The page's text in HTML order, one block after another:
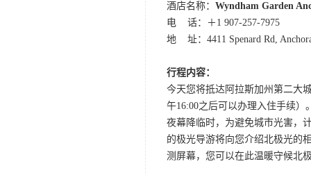
酒店名称： Wyndham Garden
电 话：＋1 907-257-7975
地 址：4411 Spenard Rd,
行程内容：
今天您将抵达阿拉斯加州第二大
午16:00之后可以办理入住手续）
夜幕降临时，为避免城市光害，
的极光导游将向您介绍北极光的
测屏幕，您可以在此温暖守候北